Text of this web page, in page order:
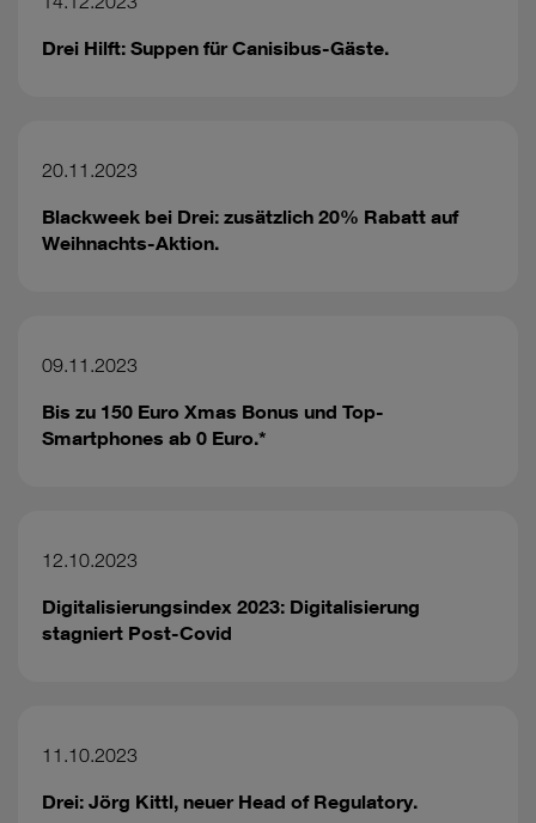
Drei Hilft: Suppen für Canisibus-Gäste.
20.11.2023
Blackweek bei Drei: zusätzlich 20% Rabatt auf
Weihnachts-Aktion.
09.11.2023
Bis zu 150 Euro Xmas Bonus und Top-
Smartphones ab 0 Euro.*
12.10.2023
Digitalisierungsindex 2023: Digitalisierung
stagniert Post-Covid
11.10.2023
Drei: Jörg Kittl, neuer Head of Regulatory.